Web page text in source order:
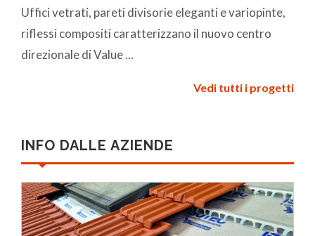
Uffici vetrati, pareti divisorie eleganti e variopinte,
riflessi compositi caratterizzano il nuovo centro
direzionale di Value ...
Vedi tutti i progetti
INFO DALLE AZIENDE